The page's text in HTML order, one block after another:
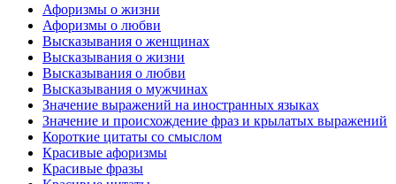
Афоризмы о жизни
Афоризмы о любви
Высказывания о женщинах
Высказывания о жизни
Высказывания о любви
Высказывания о мужчинах
Значение выражений на иностранных языках
Значение и происхождение фраз и крылатых выражений
Короткие цитаты со смыслом
Красивые афоризмы
Красивые фразы